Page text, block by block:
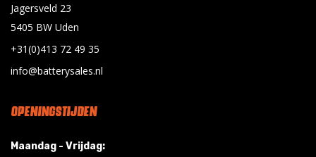
Jagersveld 23
5405 BW Uden
+31(0)413 72 49 35
info@batterysales.nl
OPENINGSTIJDEN
Maandag - Vrijdag: